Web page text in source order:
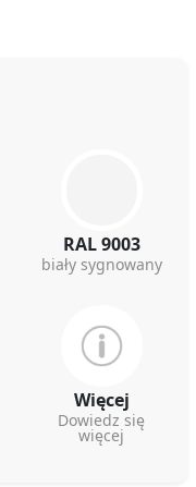
RAL 9003
biały sygnowany
Więcej
Dowiedz się
więcej